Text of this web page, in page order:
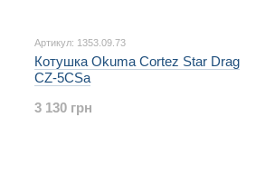
Артикул: 1353.09.73
Котушка Okuma Cortez Star Drag
CZ-5CSa
3 130 грн